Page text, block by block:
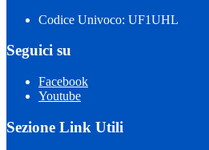
Codice Univoco: UF1UHL
Seguici su
Facebook
Youtube
Sezione Link Utili